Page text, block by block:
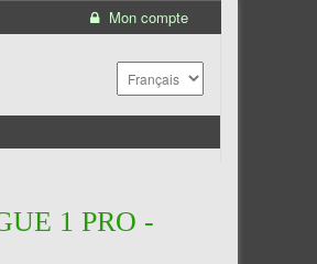
Mon compte
1 PRO -